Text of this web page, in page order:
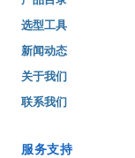
选型工具
新闻动态
关于我们
联系我们
服务支持